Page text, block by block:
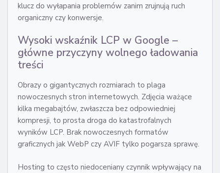
klucz do wyłapania problemów zanim zrujnują ruch
organiczny czy konwersje.
Wysoki wskaźnik LCP w Google –
główne przyczyny wolnego ładowania
treści
Obrazy o gigantycznych rozmiarach to plaga
nowoczesnych stron internetowych. Zdjęcia ważące
kilka megabajtów, zwłaszcza bez odpowiedniej
kompresji, to prosta droga do katastrofalnych
wyników LCP. Brak nowoczesnych formatów
graficznych jak WebP czy AVIF tylko pogarsza sprawę.
Hosting to często niedoceniany czynnik wpływający na